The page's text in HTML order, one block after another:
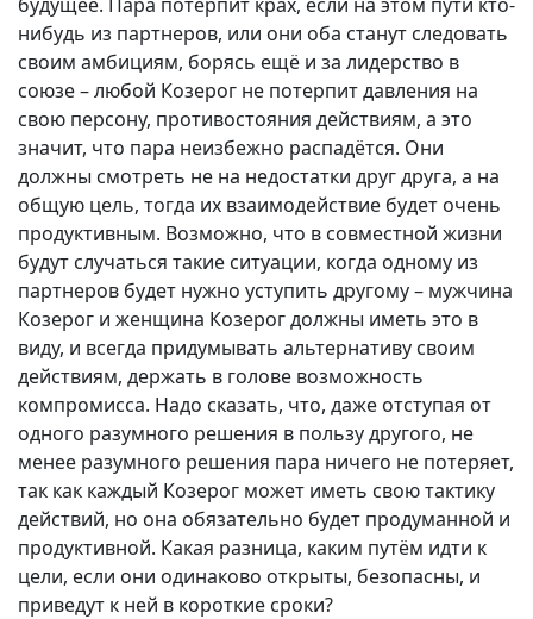
нибудь из партнеров, или они оба станут следовать
своим амбициям, борясь ещё и за лидерство в
союзе – любой Козерог не потерпит давления на
свою персону, противостояния действиям, а это
значит, что пара неизбежно распадётся. Они
должны смотреть не на недостатки друг друга, а на
общую цель, тогда их взаимодействие будет очень
продуктивным. Возможно, что в совместной жизни
будут случаться такие ситуации, когда одному из
партнеров будет нужно уступить другому – мужчина
Козерог и женщина Козерог должны иметь это в
виду, и всегда придумывать альтернативу своим
действиям, держать в голове возможность
компромисса. Надо сказать, что, даже отступая от
одного разумного решения в пользу другого, не
менее разумного решения пара ничего не потеряет,
так как каждый Козерог может иметь свою тактику
действий, но она обязательно будет продуманной и
продуктивной. Какая разница, каким путём идти к
цели, если они одинаково открыты, безопасны, и
приведут к ней в короткие сроки?